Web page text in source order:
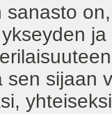
sanasto
sen sijaan